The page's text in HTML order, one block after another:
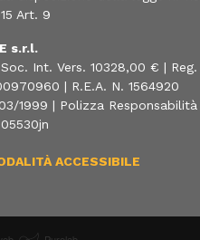
Art. 9
s.r.l.
Int. Vers. 10328,00 € | Reg.
| R.E.A. N. 1564920
1999 | Polizza Responsabilità
ACCESSIBILE